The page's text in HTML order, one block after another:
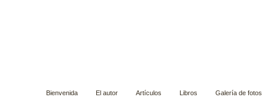
Bienvenida El autor Artículos Libros Galería de fotos